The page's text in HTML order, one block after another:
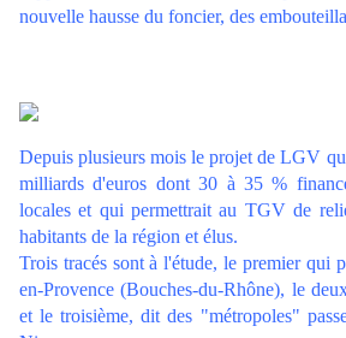
nouvelle hausse du foncier, des
Depuis plusieurs mois le projet de LGV
milliards d'euros dont 30 à 35 %
locales et qui permettrait au TGV de
habitants de la région et élus.
Trois tracés sont à l'étude, le premier qui
en-Provence (Bouches-du-Rhône), le
et le troisième, dit des "métropoles"